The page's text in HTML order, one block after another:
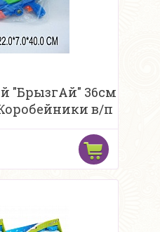
"БрызгАй" 36см
в/п